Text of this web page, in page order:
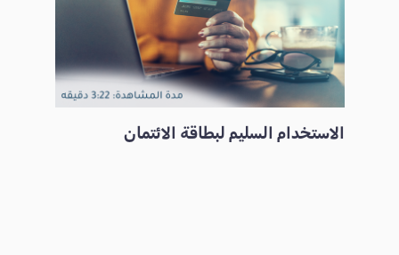
الاستخدام السليم لبطاقة الائتمان